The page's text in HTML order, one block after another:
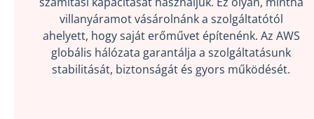
villanyáramot vásárolnánk a szolgáltatótól
ahelyett, hogy saját erőművet építenénk. Az AWS
globális hálózata garantálja a szolgáltatásunk
stabilitását, biztonságát és gyors működését.